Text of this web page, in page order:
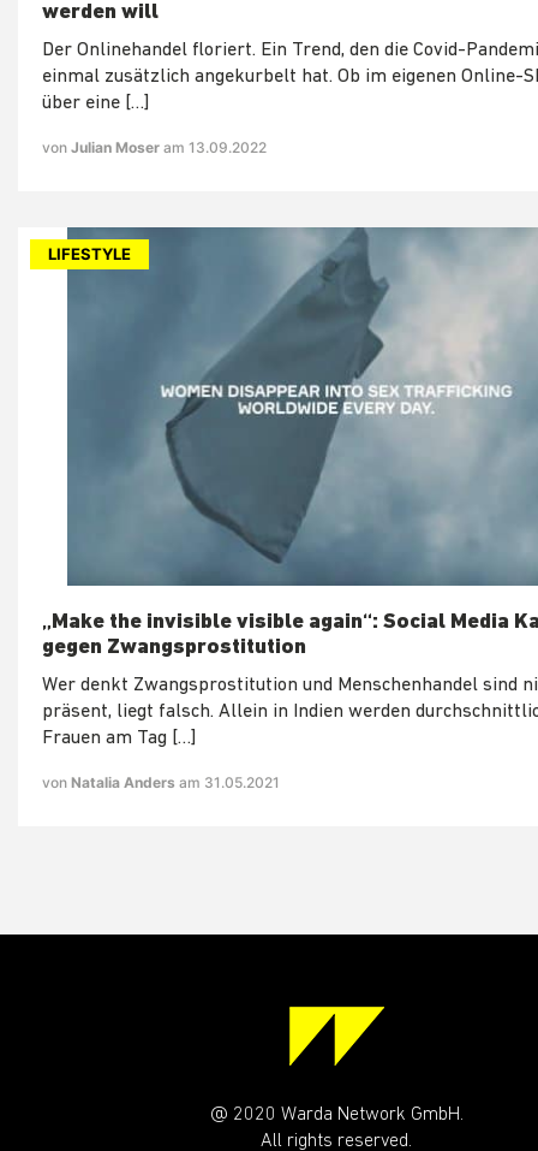
werden will
Der Onlinehandel floriert. Ein Trend, den die Covid-
einmal zusätzlich angekurbelt hat. Ob im eigenen Online-
über eine […]
von Julian Moser am 13.09.2022
LIFESTYLE
„Make the invisible visible again“: Social Media
gegen Zwangsprostitution
Wer denkt Zwangsprostitution und Menschenhandel sind
präsent, liegt falsch. Allein in Indien werden
Frauen am Tag […]
von Natalia Anders am 31.05.2021
@ 2020 Warda Network GmbH.
All rights reserved.